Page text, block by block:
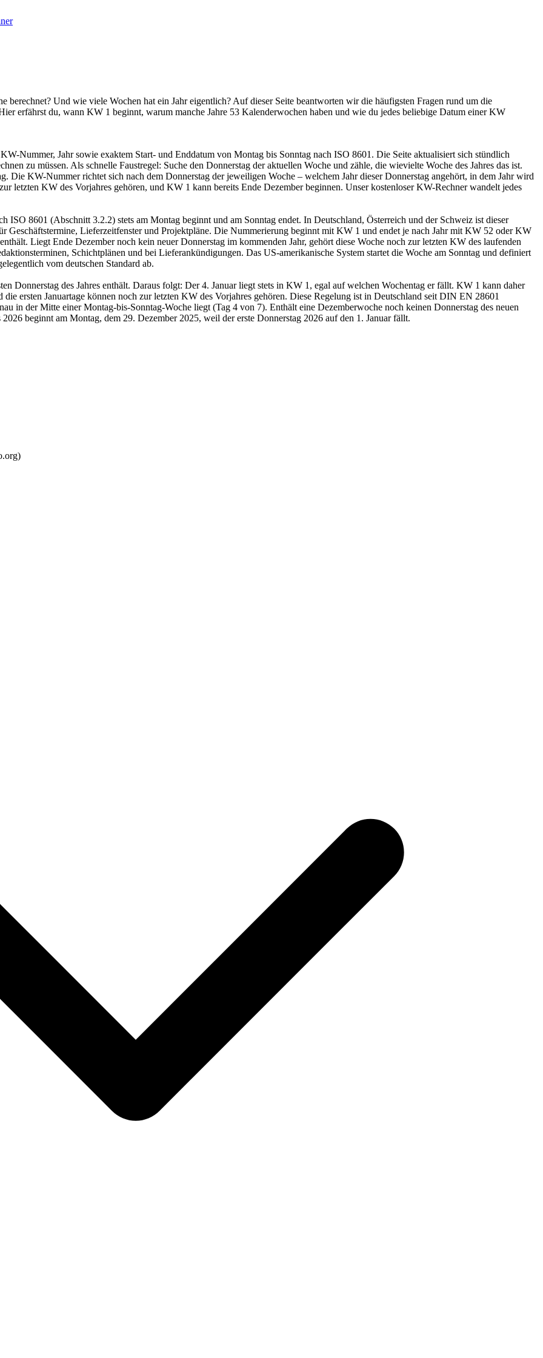
Und wie viele Wochen hat ein Jahr eigentlich? Auf dieser Seite beantworten wir die häufigsten Fragen rund um die
erfährst du, wann KW 1 beginnt, warum manche Jahre 53 Kalenderwochen haben und wie du jedes beliebige Datum einer KW
Nummer, Jahr sowie exaktem Start- und Enddatum von Montag bis Sonntag nach ISO 8601. Die Seite aktualisiert sich stündlich
zu müssen. Als schnelle Faustregel: Suche den Donnerstag der aktuellen Woche und zähle, die wievielte Woche des Jahres das ist.
Die KW-Nummer richtet sich nach dem Donnerstag der jeweiligen Woche – welchem Jahr dieser Donnerstag angehört, in dem Jahr wird
letzten KW des Vorjahres gehören, und KW 1 kann bereits Ende Dezember beginnen. Unser kostenloser KW-Rechner wandelt jedes
ISO 8601 (Abschnitt 3.2.2) stets am Montag beginnt und am Sonntag endet. In Deutschland, Österreich und der Schweiz ist dieser
Lieferzeitfenster und Projektpläne. Die Nummerierung beginnt mit KW 1 und endet je nach Jahr mit KW 52 oder KW
Liegt Ende Dezember noch kein neuer Donnerstag im kommenden Jahr, gehört diese Woche noch zur letzten KW des laufenden
Schichtplänen und bei Lieferankündigungen. Das US-amerikanische System startet die Woche am Sonntag und definiert
vom deutschen Standard ab.
Donnerstag des Jahres enthält. Daraus folgt: Der 4. Januar liegt stets in KW 1, egal auf welchen Wochentag er fällt. KW 1 kann daher
ersten Januartage können noch zur letzten KW des Vorjahres gehören. Diese Regelung ist in Deutschland seit DIN EN 28601
in der Mitte einer Montag-bis-Sonntag-Woche liegt (Tag 4 von 7). Enthält eine Dezemberwoche noch keinen Donnerstag des neuen
beginnt am Montag, dem 29. Dezember 2025, weil der erste Donnerstag 2026 auf den 1. Januar fällt.